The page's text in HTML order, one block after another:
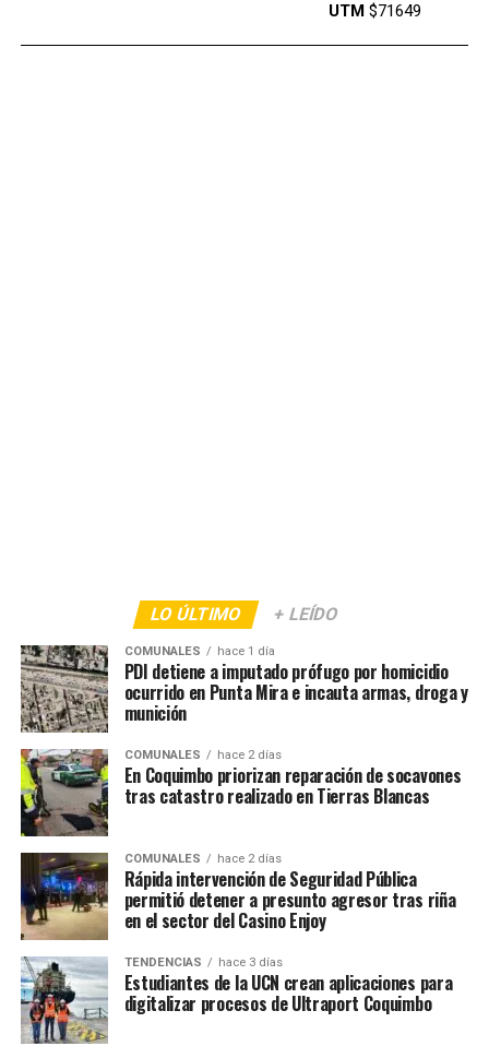
UTM$71649
LO ÚLTIMO + LEÍDO
COMUNALES hace 1 día
PDI detiene a imputado prófugo por homicidio
ocurrido en Punta Mira e incauta armas, droga y
munición
COMUNALES hace 2 días
En Coquimbo priorizan reparación de socavones
tras catastro realizado en Tierras Blancas
COMUNALES hace 2 días
Rápida intervención de Seguridad Pública
permitió detener a presunto agresor tras riña
en el sector del Casino Enjoy
TENDENCIAS hace 3 días
Estudiantes de la UCN crean aplicaciones para
digitalizar procesos de Ultraport Coquimbo